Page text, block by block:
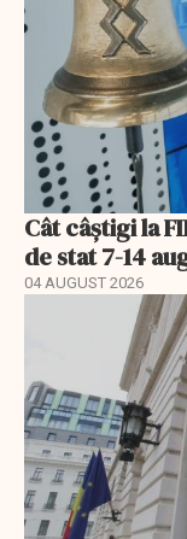
Cât câștigi la
de stat 7-14
04 AUGUST 2026